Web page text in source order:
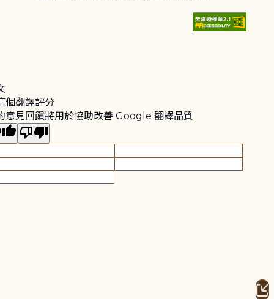
個翻譯評分
意見回饋將用於協助改善 Google 翻譯品質